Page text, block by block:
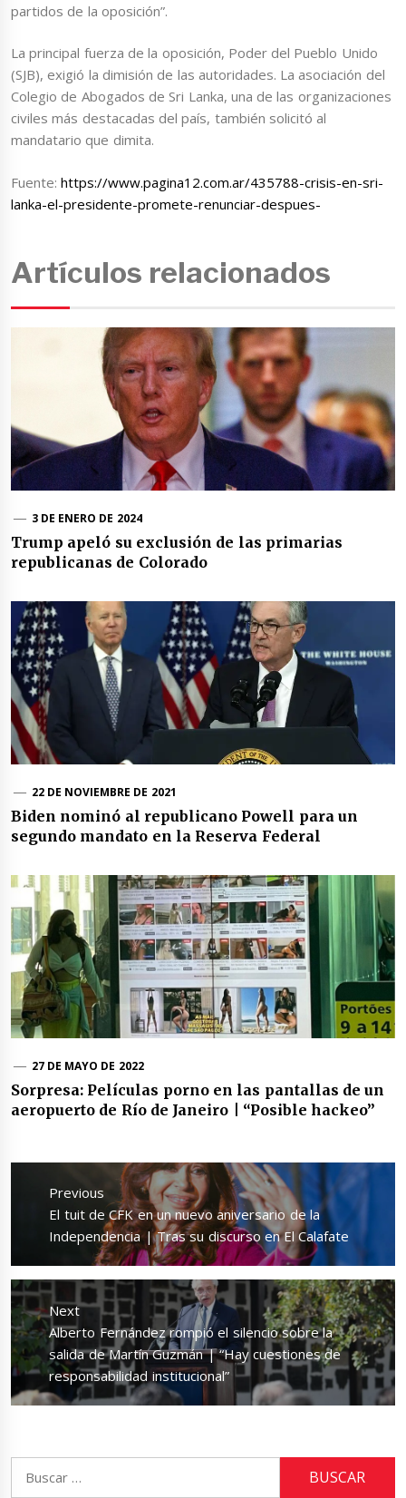
partidos de la oposición”.
La principal fuerza de la oposición, Poder del Pueblo Unido
(SJB), exigió la dimisión de las autoridades. La asociación del
Colegio de Abogados de Sri Lanka, una de las organizaciones
civiles más destacadas del país, también solicitó al
mandatario que dimita.
Fuente:https://www.pagina12.com.ar/435788-crisis-en-sri-
lanka-el-presidente-promete-renunciar-despues-
Artículos relacionados
3 DE ENERO DE 2024
Trump apeló su exclusión de las primarias
republicanas de Colorado
22 DE NOVIEMBRE DE 2021
Biden nominó al republicano Powell para un
segundo mandato en la Reserva Federal
27 DE MAYO DE 2022
Sorpresa: Películas porno en las pantallas de un
aeropuerto de Río de Janeiro | “Posible hackeo”
Navegación
entradas
Previous
Previous
post:
El tuit de CFK en un nuevo aniversario de la
Independencia | Tras su discurso en El Calafate
Next
Next
post:
Alberto Fernández rompió el silencio sobre la
salida de Martín Guzmán | “Hay cuestiones de
responsabilidad institucional”